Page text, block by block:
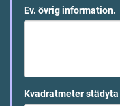
Ev. övrig information.
Kvadratmeter städyta